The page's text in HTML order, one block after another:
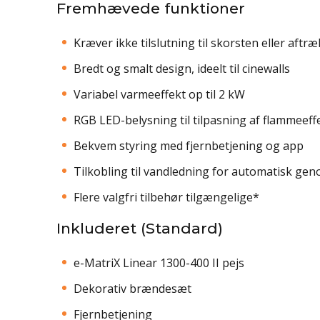
Fremhævede funktioner
Kræver ikke tilslutning til skorsten eller
Bredt og smalt design, ideelt til cinewalls
Variabel varmeeffekt op til 2 kW
RGB LED-belysning til tilpasning af
Bekvem styring med fjernbetjening og app
Tilkobling til vandledning for automatisk
Flere valgfri tilbehør tilgængelige*
Inkluderet (Standard)
e-MatriX Linear 1300-400 II pejs
Dekorativ brændesæt
Fjernbetjening